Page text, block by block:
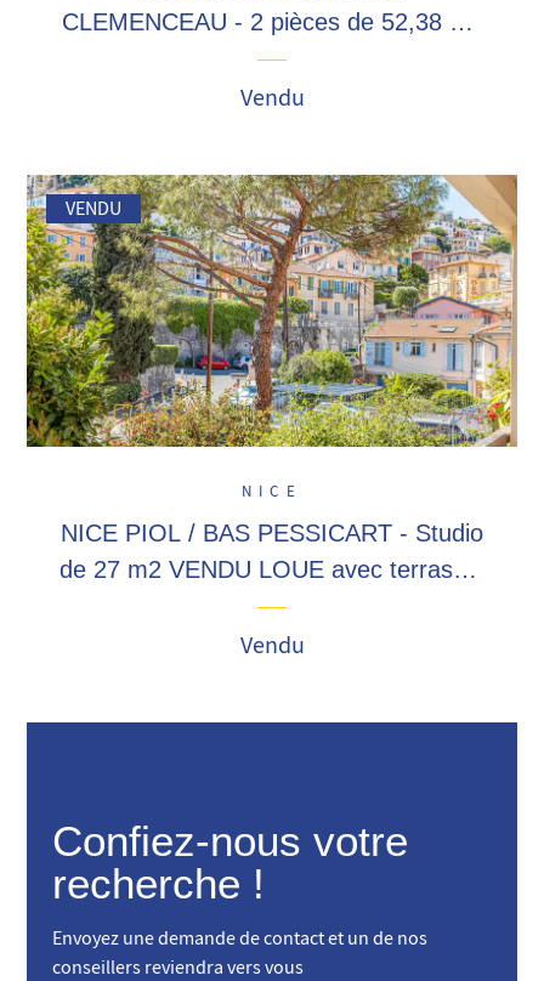
CLEMENCEAU - 2 pièces de 52,38 m2
en étage élevé, cachet de l'ancien,
proximité Jean Médecin, tramway !
Vendu
VENDU
NICE
NICE PIOL / BAS PESSICART - Studio
de 27 m2 VENDU LOUE avec terrasse,
proximité commerces et transports !
Vendu
Confiez-nous votre
recherche !
Envoyez une demande de contact et un de nos
conseillers reviendra vers vous